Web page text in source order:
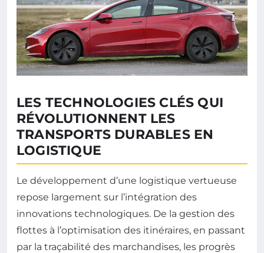
LES TECHNOLOGIES CLÉS QUI
RÉVOLUTIONNENT LES
TRANSPORTS DURABLES EN
LOGISTIQUE
Le développement d’une logistique vertueuse
repose largement sur l’intégration des
innovations technologiques. De la gestion des
flottes à l’optimisation des itinéraires, en passant
par la traçabilité des marchandises, les progrès